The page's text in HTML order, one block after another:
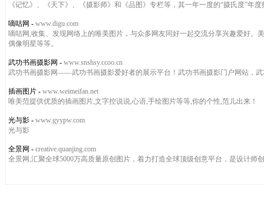
《记忆》、《天下》、《摄影师》和《品图》专栏等，其一年一度的“摄氏度”年
嘀咕网 - www.digu.com
嘀咕网,收集、发现网络上的唯美图片，与众多网友同好一起交流分享兴趣爱好
偶像明星等等。
武功书画摄影网 - www.snshsy.ccoo.cn
武功书画摄影网——武功书画摄影爱好者的展示平台！武功书画摄影门户网站，
插画图片 - www.weimeifan.net
唯美范提供优质的插画图片,文字控说说,心语,手绘图片等等,你的个性,范儿出来！
光与影 - www.gyypw.com
光与影
全景网 - creative.quanjing.com
全景网,汇聚全球5000万高质量原创图片，着力打造全球顶级创意平台，是设计师